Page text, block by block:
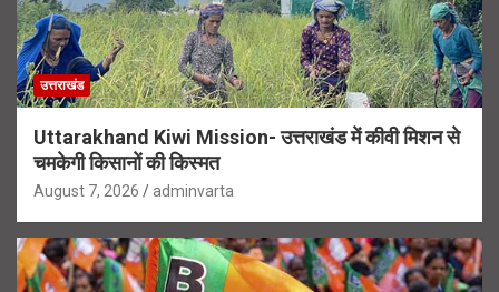
उत्तराखंड
Uttarakhand Kiwi Mission- उत्तराखंड में कीवी मिशन से
चमकेगी किसानों की किस्मत
August 7, 2026 adminvarta